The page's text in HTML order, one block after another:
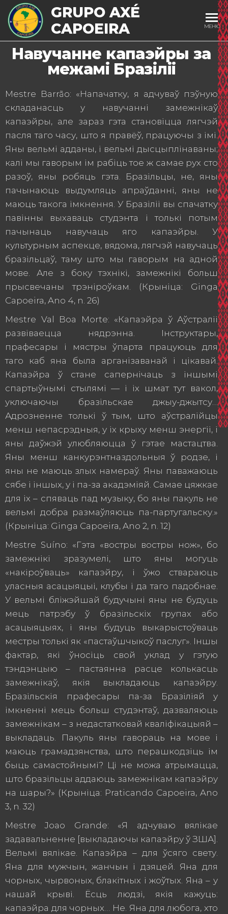
GRUPO AXÉ
CAPOEIRA
МЕНЮ
Навучанне капаэйры за
межамі Бразіліі
Mestre Barrão: «Напачатку, я адчуваў пэўную
складанасць у навучанні замежнікаў
капаэйры, але зараз гэта становіцца лягчэй
пасля таго часу, што я правёў, працуючы з імі.
Яны вельмі адданы, і вельмі дысцыплінаваны;
калі мы гаворым ім рабіць тое ж самае рух сто
разоў, яны робяць гэта. Бразільцы, не, яны
пачынаюць выдумляць апраўданні, яны не
маюць такога імкнення. У Бразіліі вы спачатку
павінны выхаваць студэнта і толькі потым
пачынаць навучаць яго капаэйры. У
культурным аспекце, вядома, лягчэй навучаць
бразільцаў, таму што мы гаворым на адной
мове. Але з боку тэхнікі, замежнікі больш
прысвечаны трэніроўкам. (Крыніца: Ginga
Capoeira, Ano 4, n. 26)
Mestre Val Boa Morte: «Капаэйра ў Аўстраліі
развіваецца нядрэнна. Інструктары,
прафесары і мястры ўпарта працуюць для
таго каб яна была арганізаванай і цікавай.
Капаэйра ў стане сапернічаць з іншымі
спартыўнымі стылямі — і іх шмат тут вакол,
уключаючы бразільскае джыу-джытсу…
Адрозненне толькі ў тым, што аўстралійцы
менш непасрэдныя, у іх крыху менш энергіі, і
яны даўжэй улюбляюцца ў гэтае мастацтва.
Яны менш канкурэнтназдольныя ў родзе, і
яны не маюць злых намераў. Яны паважаюць
сябе і іншых, у і па-за акадэміяй. Самае цяжкае
для іх – спяваць пад музыку, бо яны пакуль не
вельмі добра размаўляюць па-партугальску.»
(Крыніца: Ginga Capoeira, Ano 2, n. 12)
Mestre Suíno: «Гэта «востры востры нож», бо
замежнікі зразумелі, што яны могуць
«накіроўваць» капаэйру, і ўжо ствараюць
уласныя асацыяцыі, клубы і да таго падобнае.
У вельмі бліжэйшай будучыні яны не будуць
мець патрэбу ў бразільскіх групах або
асацыяцыях, і яны будуць выкарыстоўваць
местры толькі як «пастаўшчыкоў паслуг». Іншы
фактар, які ўносіць свой уклад у гэтую
тэндэнцыю – пастаянна расце колькасць
замежнікаў, якія выкладаюць капаэйру.
Бразільскія прафесары па-за Бразіліяй у
імкненні мець больш студэнтаў, дазваляюць
замежнікам – з недастатковай кваліфікацыяй –
выкладаць. Пакуль яны гавораць на мове і
маюць грамадзянства, што перашкодзіць ім
быць самастойнымі? Ці не можа атрымацца,
што бразільцы аддаюць замежнікам капаэйру
на шары?» (Крыніца: Praticando Capoeira, Ano
3, n. 32)
Mestre Joao Grande: «Я адчуваю вялікае
задавальненне [выкладаючы капаэйру ў ЗША].
Вельмі вялікае. Капаэйра – для ўсяго свету.
Яна для мужчын, жанчын і дзяцей. Яна для
чорных, чырвоных, блакітных і жоўтых. Яна – у
нашай крыві. Ёсць людзі, якія кажуць:
капаэйра для чорных… Не. Яна для любога, хто